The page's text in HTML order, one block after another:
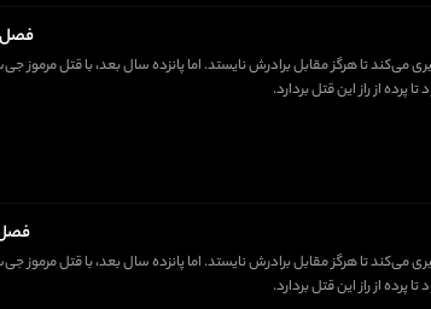
فصل ۱ قسمت ۵
می‌کند تا هرگز مقابل برادرش نایستد. اما پانزده سال بعد، با قتل
از راز این قتل بردارد.
فصل ۱
می‌کند تا هرگز مقابل برادرش نایستد. اما پانزده سال بعد، با قتل
از راز این قتل بردارد.